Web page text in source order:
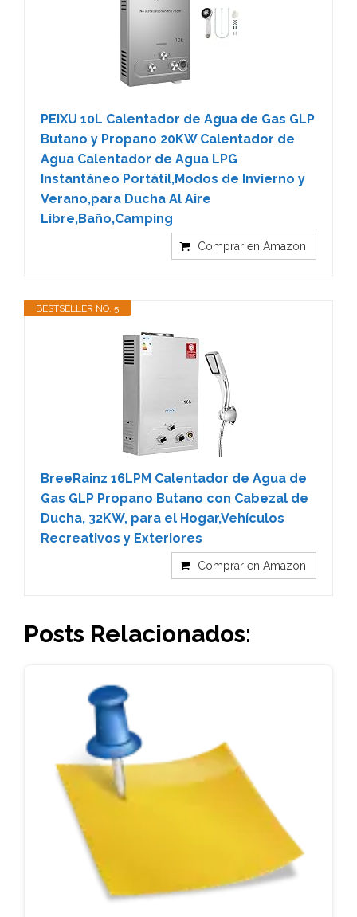
PEIXU 10L Calentador de Agua de Gas GLP
Butano y Propano 20KW Calentador de
Agua Calentador de Agua LPG
Instantáneo Portátil,Modos de Invierno y
Verano,para Ducha Al Aire
Libre,Baño,Camping
Comprar en Amazon
BESTSELLER NO. 5
BreeRainz 16LPM Calentador de Agua de
Gas GLP Propano Butano con Cabezal de
Ducha, 32KW, para el Hogar,Vehículos
Recreativos y Exteriores
Comprar en Amazon
Posts Relacionados: